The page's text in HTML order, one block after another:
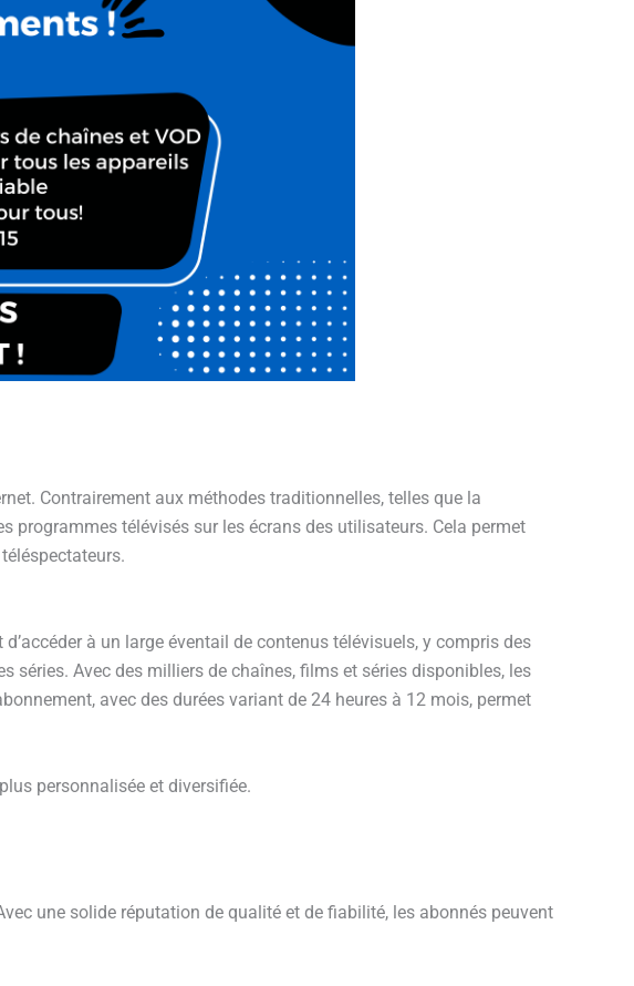
Contrairement aux méthodes traditionnelles, telles que la
télévisés sur les écrans des utilisateurs. Cela permet
à un large éventail de contenus télévisuels, y compris des
séries. Avec des milliers de chaînes, films et séries disponibles, les
avec des durées variant de 24 heures à 12 mois, permet
personnalisée et diversifiée.
une solide réputation de qualité et de fiabilité, les abonnés peuvent